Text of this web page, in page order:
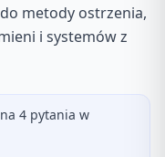
metody ostrzenia,
i systemów z
4 pytania w